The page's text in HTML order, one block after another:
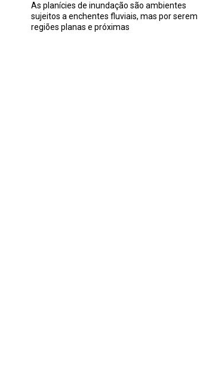
As planícies de inundação são ambientes
sujeitos a enchentes fluviais, mas por serem
regiões planas e próximas